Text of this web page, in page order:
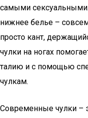
самыми
нижнее белье –
просто кант,
чулки на ногах
талию и с помощью
чулкам.
Современные чулки –